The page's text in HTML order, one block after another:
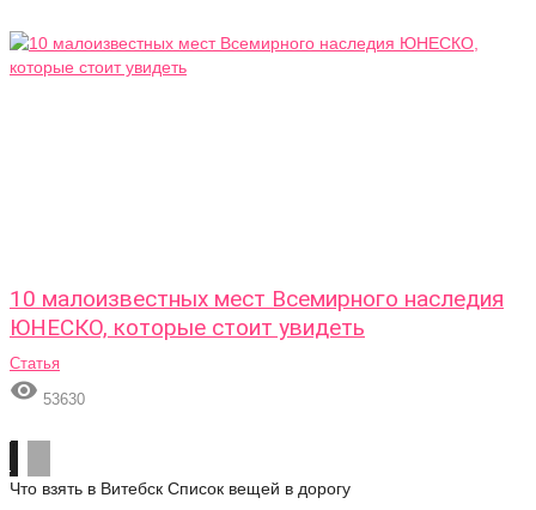
10 малоизвестных мест Всемирного наследия
ЮНЕСКО, которые стоит увидеть
Статья
 53630
Что взять в Витебск Список вещей в дорогу